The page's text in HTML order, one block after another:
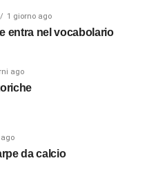
1 giorno ago
entra nel vocabolario
ago
ago
da calcio